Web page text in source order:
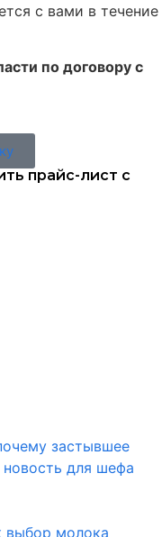
с вами в течение
по договору с
прайс-лист с
застывшее
для шефа
выбор молока